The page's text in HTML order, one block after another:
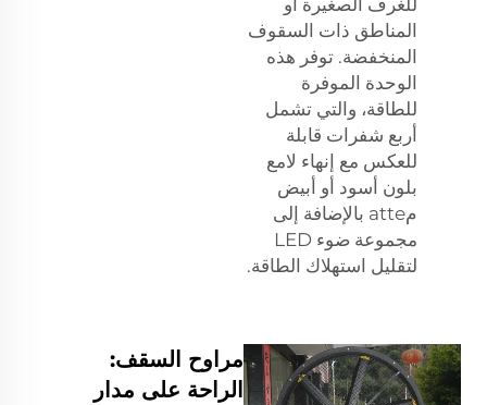
المناطق ذات السقوف
المنخفضة. توفر هذه
الوحدة الموفرة
للطاقة، والتي تشمل
أربع شفرات قابلة
للعكس مع إنهاء لامع
بلون أسود أو أبيض
مatte بالإضافة إلى
مجموعة ضوء LED
لتقليل استهلاك الطاقة.
مراوح السقف:
الراحة على مدار